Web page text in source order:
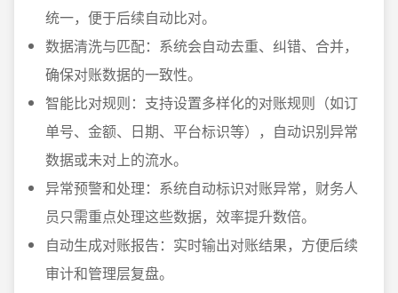
统一，便于后续自动比对。
数据清洗与匹配：系统会自动去重、纠错、合并，
确保对账数据的一致性。
智能比对规则：支持设置多样化的对账规则（如订
单号、金额、日期、平台标识等），自动识别异常
数据或未对上的流水。
异常预警和处理：系统自动标识对账异常，财务人
员只需重点处理这些数据，效率提升数倍。
自动生成对账报告：实时输出对账结果，方便后续
审计和管理层复盘。